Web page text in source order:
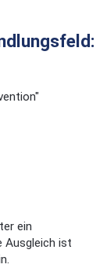
ein
Ausgleich ist